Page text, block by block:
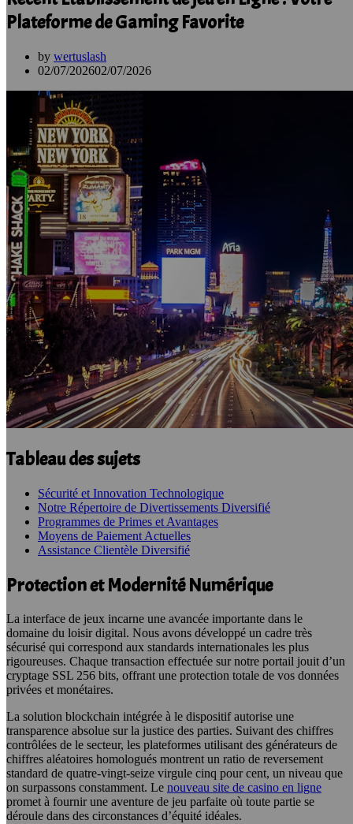
Plateforme de Gaming Favorite
by wertuslash
02/07/202602/07/2026
Tableau des sujets
Sécurité et Innovation Technologique
Notre Répertoire de Divertissements Diversifié
Programmes de Primes et Avantages
Moyens de Paiement Actuelles
Assistance Clientèle Diversifié
Protection et Modernité Numérique
La interface de jeux incarne une avancée importante dans le
domaine du loisir digital. Nous avons développé un cadre très
sécurisé qui correspond aux standards internationales les plus
rigoureuses. Chaque transaction effectuée sur notre portail jouit d’un
cryptage SSL 256 bits, offrant une protection totale de vos données
privées et monétaires.
La solution blockchain intégrée à le dispositif autorise une
transparence absolue sur la justice des parties. Suivant des chiffres
contrôlées de le secteur, les plateformes utilisant des générateurs de
chiffres aléatoires homologués montrent un ratio de reversement
standard de quatre-vingt-seize virgule cinq pour cent, un niveau que
on surpassons constamment. Le nouveau site de casino en ligne
promet à fournir une aventure de jeu parfaite où toute partie se
déroule dans des circonstances d’équité idéales.